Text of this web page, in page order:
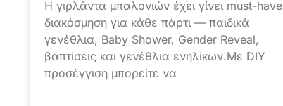
Η γιρλάντα μπαλονιών έχει γίνει must-have
διακόσμηση για κάθε πάρτι — παιδικά
γενέθλια, Baby Shower, Gender Reveal,
βαπτίσεις και γενέθλια ενηλίκων.Με DIY
προσέγγιση μπορείτε να